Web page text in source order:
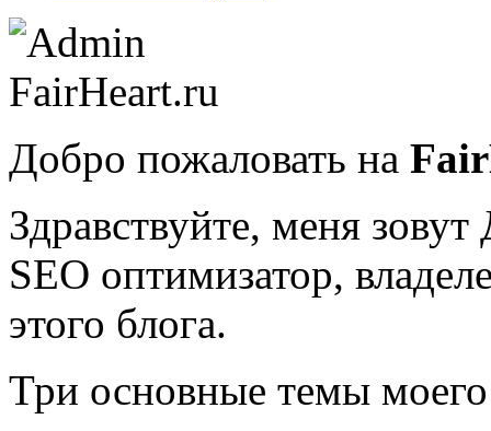
Добро пожаловать на
Здравствуйте, меня
SEO оптимизатор,
этого блога.
Три основные темы моего